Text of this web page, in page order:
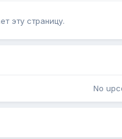
эту страницу.
No